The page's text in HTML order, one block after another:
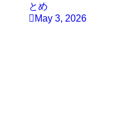
とめ
May 3, 2026